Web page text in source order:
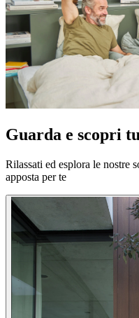
Guarda e scopri
Rilassati ed esplora le nostre
apposta per te